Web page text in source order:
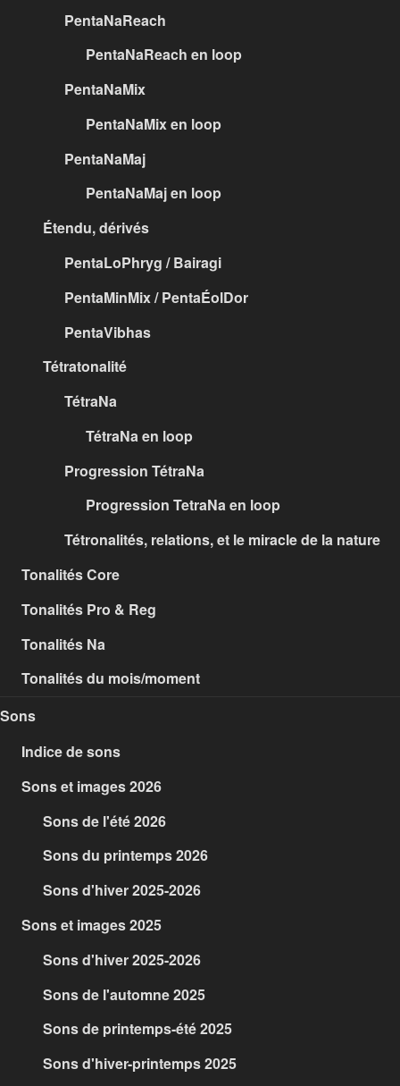
PentaNaReach
PentaNaReach en loop
PentaNaMix
PentaNaMix en loop
PentaNaMaj
PentaNaMaj en loop
Étendu, dérivés
PentaLoPhryg / Bairagi
PentaMinMix / PentaÉolDor
PentaVibhas
Tétratonalité
TétraNa
TétraNa en loop
Progression TétraNa
Progression TetraNa en loop
Tétronalités, relations, et le miracle de la nature
Tonalités Core
Tonalités Pro & Reg
Tonalités Na
Tonalités du mois/moment
Sons
Indice de sons
Sons et images 2026
Sons de l'été 2026
Sons du printemps 2026
Sons d'hiver 2025-2026
Sons et images 2025
Sons d'hiver 2025-2026
Sons de l'automne 2025
Sons de printemps-été 2025
Sons d'hiver-printemps 2025